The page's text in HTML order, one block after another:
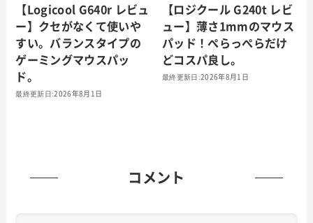
【Logicool G640r レビュ
ー】クセがなくて使いや
すい。バランスタイプの
ゲーミングマウスパッ
ド。
2026年8月1日
【ロジクール G240t レビ
ュー】薄さ1mmのマウス
パッド！ぺらっぺらだけ
どコスパ良し。
2026年8月1日
コメント